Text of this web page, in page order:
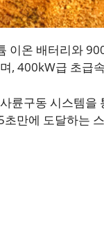
이온 배터리와
, 400kW급 초급
륜구동 시스템
만에 도달하는